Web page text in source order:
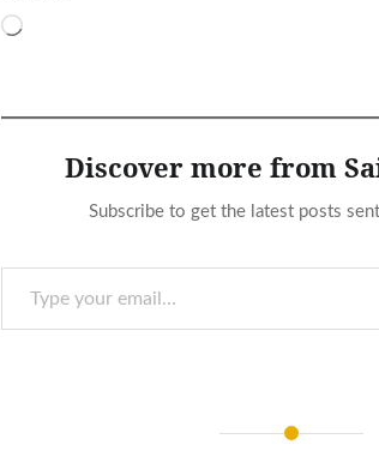
Loading…
Discover more from
Subscribe to get the latest posts
Type your email…